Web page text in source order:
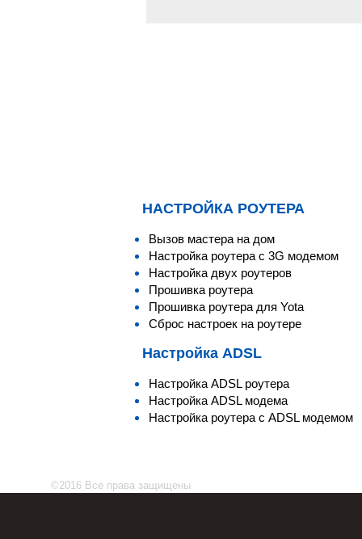
НАСТРОЙКА РОУТЕРА
Вызов мастера на дом
Настройка роутера с 3G модемом
Настройка двух роутеров
Прошивка роутера
Прошивка роутера для Yota
Сброс настроек на роутере
Настройка ADSL
Настройка ADSL роутера
Настройка ADSL модема
Настройка роутера с ADSL модемом
©2016 Все права защищены